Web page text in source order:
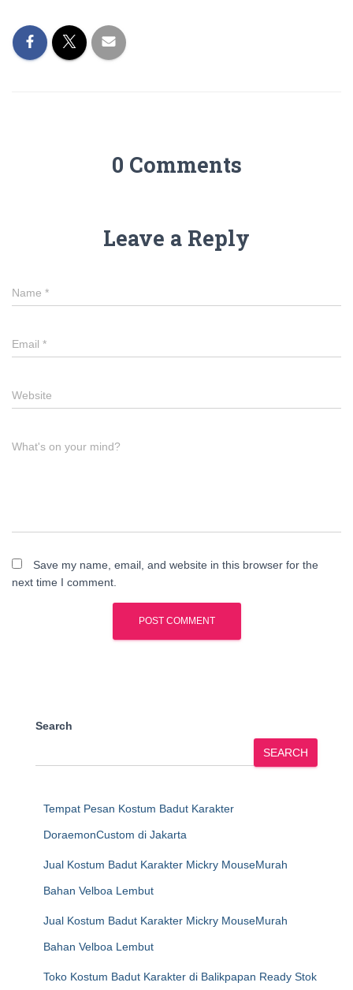
0 Comments
Leave a Reply
Name *
Email *
Website
What's on your mind?
Save my name, email, and website in this browser for the
next time I comment.
Search
SEARCH
Tempat Pesan Kostum Badut Karakter
DoraemonCustom di Jakarta
Jual Kostum Badut Karakter Mickry MouseMurah
Bahan Velboa Lembut
Jual Kostum Badut Karakter Mickry MouseMurah
Bahan Velboa Lembut
Toko Kostum Badut Karakter di Balikpapan Ready Stok